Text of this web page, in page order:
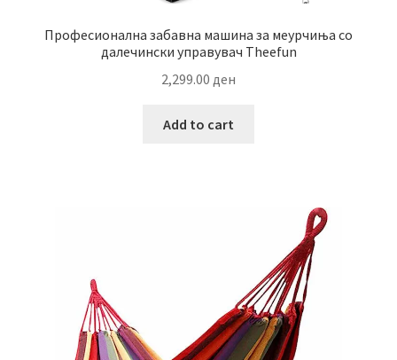
Професионална забавна машина за меурчиња со
далечински управувач Theefun
2,299.00 ден
Add to cart